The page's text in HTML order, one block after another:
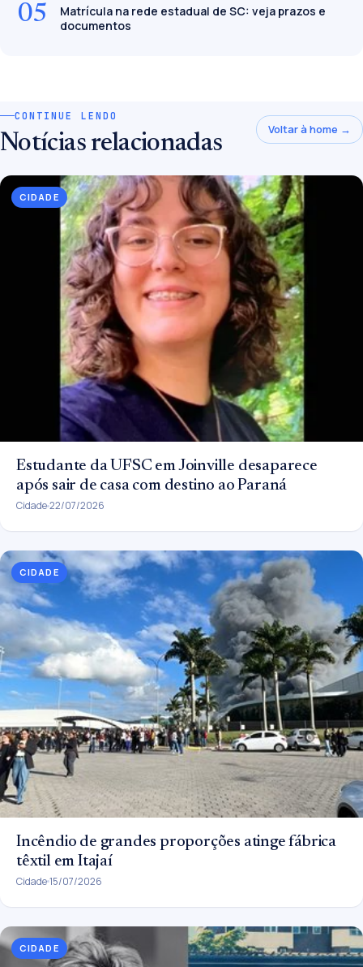
05
Matrícula na rede estadual de SC: veja prazos e
documentos
CONTINUE LENDO
Notícias relacionadas
Voltar à home →
CIDADE
Estudante da UFSC em Joinville desaparece
após sair de casa com destino ao Paraná
Cidade22/07/2026
CIDADE
Incêndio de grandes proporções atinge fábrica
têxtil em Itajaí
Cidade15/07/2026
CIDADE